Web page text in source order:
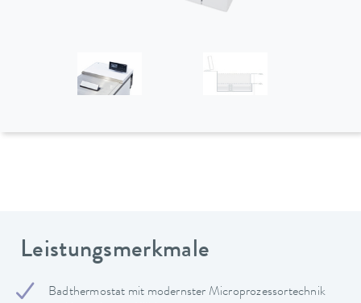
Leistungsmerkmale
Badthermostat mit modernster Microprozessortechnik